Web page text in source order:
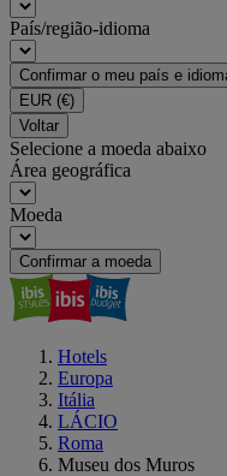
País/região-idioma
Confirmar o meu país e
EUR (€)
Voltar
Selecione a moeda abaixo
Área geográfica
Moeda
Confirmar a moeda
Hotels
Europa
Itália
LÁCIO
Roma
Museu dos Muros